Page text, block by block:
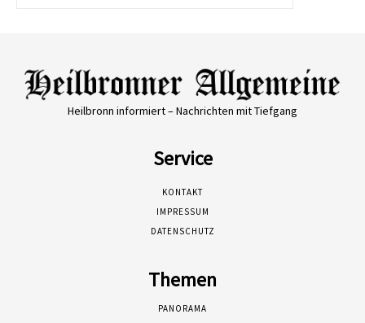
Heilbronn informiert – Nachrichten mit Tiefgang
Service
KONTAKT
IMPRESSUM
DATENSCHUTZ
Themen
PANORAMA